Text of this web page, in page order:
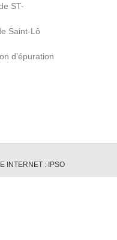
ST-
Saint-Lô
d’épuration
INTERNET : IPSO